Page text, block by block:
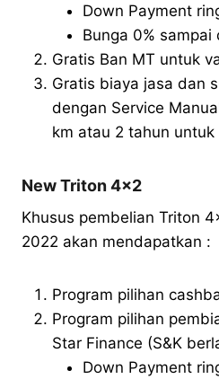
Down Payment
Bunga 0%
Gratis Ban MT untuk
Gratis biaya jasa dan
dengan Service
km atau 2 tahun
New Triton 4×2
Khusus pembelian Triton
2022 akan mendapatkan :
Program pilihan
Program pilihan
Star Finance (S&K
Down Payment